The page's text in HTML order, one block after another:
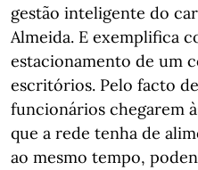
gestão inteligente do
Almeida. E exemplifica
estacionamento de um
escritórios. Pelo facto
funcionários chegarem
que a rede tenha de
ao mesmo tempo,